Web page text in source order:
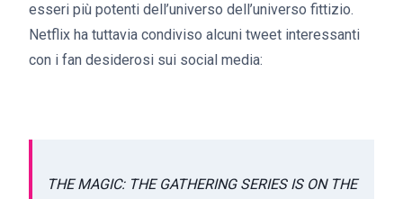
esseri più potenti dell’universo dell’universo fittizio.
Netflix ha tuttavia condiviso alcuni tweet interessanti
con i fan desiderosi sui social media:
THE MAGIC: THE GATHERING SERIES IS ON THE